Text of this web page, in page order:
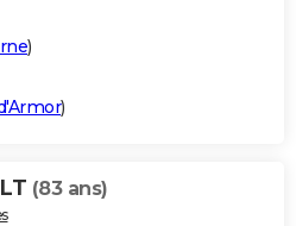
)
)
(83 ans)